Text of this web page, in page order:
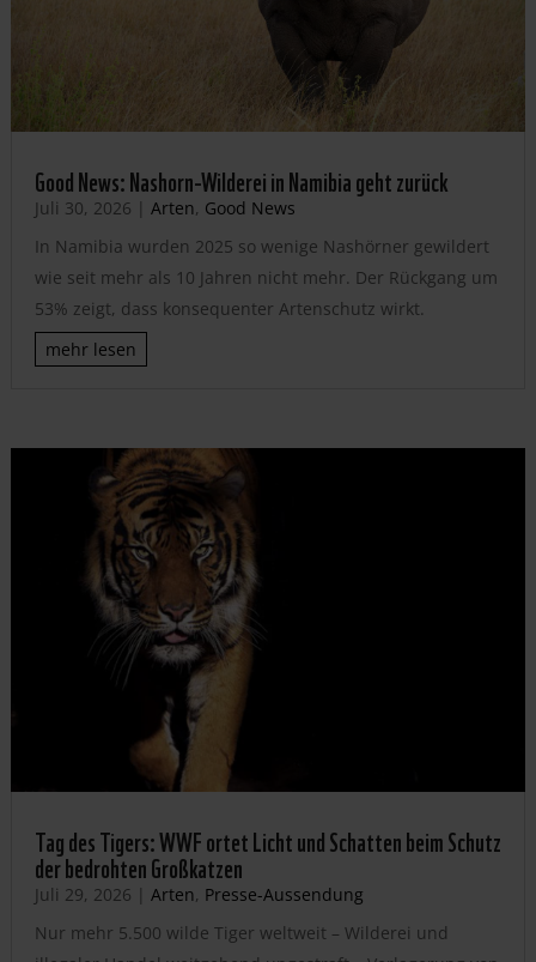
Good News: Nashorn-Wilderei in Namibia geht zurück
Juli 30, 2026 | Arten, Good News
In Namibia wurden 2025 so wenige Nashörner gewildert
wie seit mehr als 10 Jahren nicht mehr. Der Rückgang um
53% zeigt, dass konsequenter Artenschutz wirkt.
mehr lesen
Tag des Tigers: WWF ortet Licht und Schatten beim Schutz
der bedrohten Großkatzen
Juli 29, 2026 | Arten, Presse-Aussendung
Nur mehr 5.500 wilde Tiger weltweit – Wilderei und